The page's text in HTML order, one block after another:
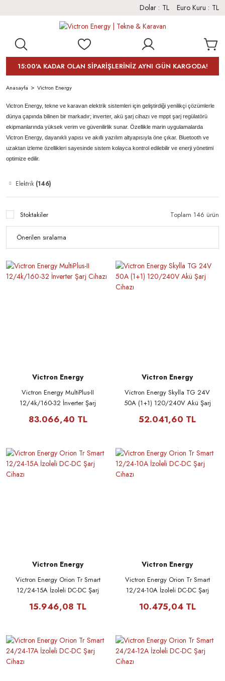
Dolar : TL Euro Kuru : TL
15:00'A KADAR OLAN SİPARİŞLERİNİZ AYNI GÜN KARGODA!
Anasayfa Victron Energy
Victron Energy, tekne ve karavan elektrik sistemleri için geliştirdiği yenilikçi çözümlerle
dünya çapında bilinen bir markadır; inverter, akü şarj cihazı ve mppt şarj regülatörü
ekipmanlarında yüksek verim ve güvenilirlik sunar. Özellikle marin uygulamalarda
Victron Energy, dayanıklı yapısı ve akıllı yazılım altyapısıyla öne çıkar. Bluetooth ve
uzaktan izleme özellikleri sayesinde sistem kolayca kontrol edilebilir ve enerji yönetimi
optimize edilir.
Elektrik (146)
Stoktakiler Toplam 146 ürün
Victron Energy
Victron Energy MultiPlus-II
12/4k/160-32 İnverter Şarj
83.066,40 TL
Victron Energy
Victron Energy Skylla TG 24V
50A (1+1) 120/240V Akü Şarj
52.041,60 TL
Victron Energy
Victron Energy Orion Tr Smart
12/24-15A İzoleli DC-DC Şarj
15.946,08 TL
Victron Energy
Victron Energy Orion Tr Smart
12/24-10A İzoleli DC-DC Şarj
10.475,04 TL